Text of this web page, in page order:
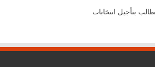
بتأجيل انتخابات